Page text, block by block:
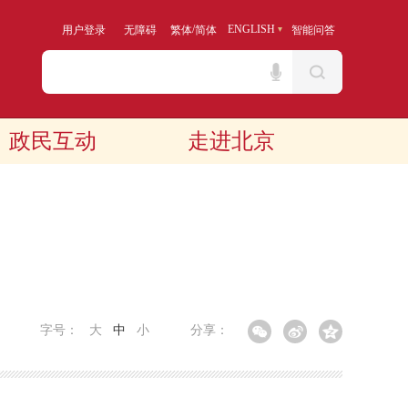
用户登录 无障碍 繁体/简体 ENGLISH 智能问答
政民互动 走进北京
分享：
字号： 大 中 小